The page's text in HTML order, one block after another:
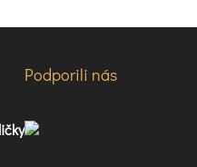
Podporili nás